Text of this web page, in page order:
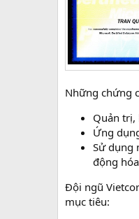
Những chứng
Quản trị,
Ứng
Sử dụng
động
Đội ngũ
mục tiêu: